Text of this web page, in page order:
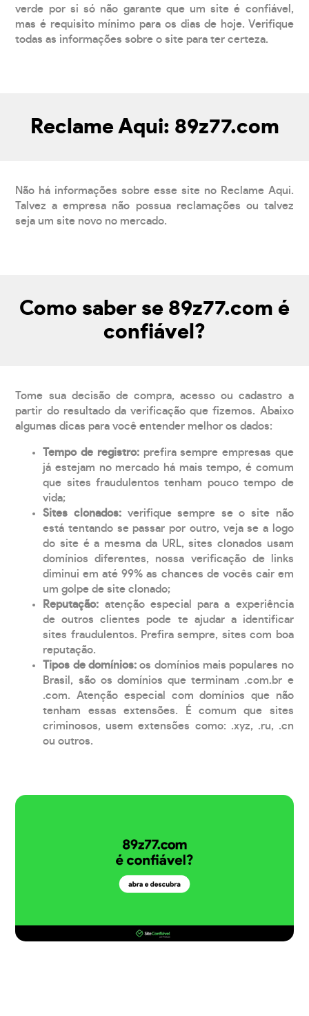
verde por si só não garante que um site é confiável,
mas é requisito mínimo para os dias de hoje. Verifique
todas as informações sobre o site para ter certeza.
Reclame Aqui: 89z77.com
Não há informações sobre esse site no Reclame Aqui.
Talvez a empresa não possua reclamações ou talvez
seja um site novo no mercado.
Como saber se 89z77.com é
confiável?
Tome sua decisão de compra, acesso ou cadastro a
partir do resultado da verificação que fizemos. Abaixo
algumas dicas para você entender melhor os dados:
Tempo de registro: prefira sempre empresas que
já estejam no mercado há mais tempo, é comum
que sites fraudulentos tenham pouco tempo de
vida;
Sites clonados: verifique sempre se o site não
está tentando se passar por outro, veja se a logo
do site é a mesma da URL, sites clonados usam
domínios diferentes, nossa verificação de links
diminui em até 99% as chances de vocês cair em
um golpe de site clonado;
Reputação: atenção especial para a experiência
de outros clientes pode te ajudar a identificar
sites fraudulentos. Prefira sempre, sites com boa
reputação.
Tipos de domínios:os domínios mais populares no
Brasil, são os domínios que terminam .com.br e
.com. Atenção especial com domínios que não
tenham essas extensões. É comum que sites
criminosos, usem extensões como: .xyz, .ru, .cn
ou outros.